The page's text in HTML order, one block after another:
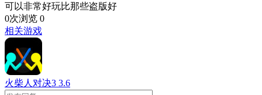
可以非常好玩比那些盗版好
0次浏览 0
相关游戏
火柴人对决3 3.6